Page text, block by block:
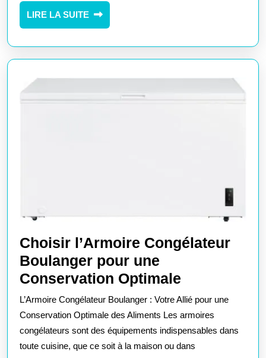
LIRE LA SUITE
LIRE
LA
Choisir l’Armoire Congélateur
Boulanger pour une
Conservation Optimale
l’Armoire
Congélateur
Boulanger
pour
L’Armoire Congélateur Boulanger : Votre Allié pour une
Conservation Optimale des Aliments Les armoires
congélateurs sont des équipements indispensables dans
toute cuisine, que ce soit à la maison ou dans